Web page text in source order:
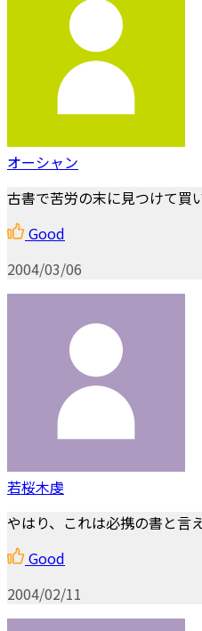
オーシャン
古書で苦労の末に見つけて買
Good
2004/03/06
若桜木虔
やはり、これは必携の書と言
Good
2004/02/11